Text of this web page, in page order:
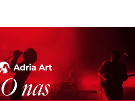
O nas